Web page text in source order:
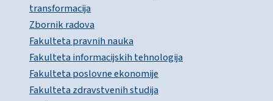
transformacija
Zbornik radova
Fakulteta pravnih nauka
Fakulteta informacijskih tehnologija
Fakulteta poslovne ekonomije
Fakulteta zdravstvenih studija